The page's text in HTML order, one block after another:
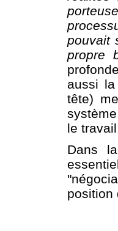
pouvait
propre
aussi
tête)
le
Dans
position